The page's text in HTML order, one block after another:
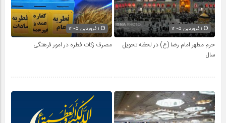
حرم مطهر امام رضا (ع) در لحظه تحویل
سال
مصرف زکات فطره در امور فرهنگی